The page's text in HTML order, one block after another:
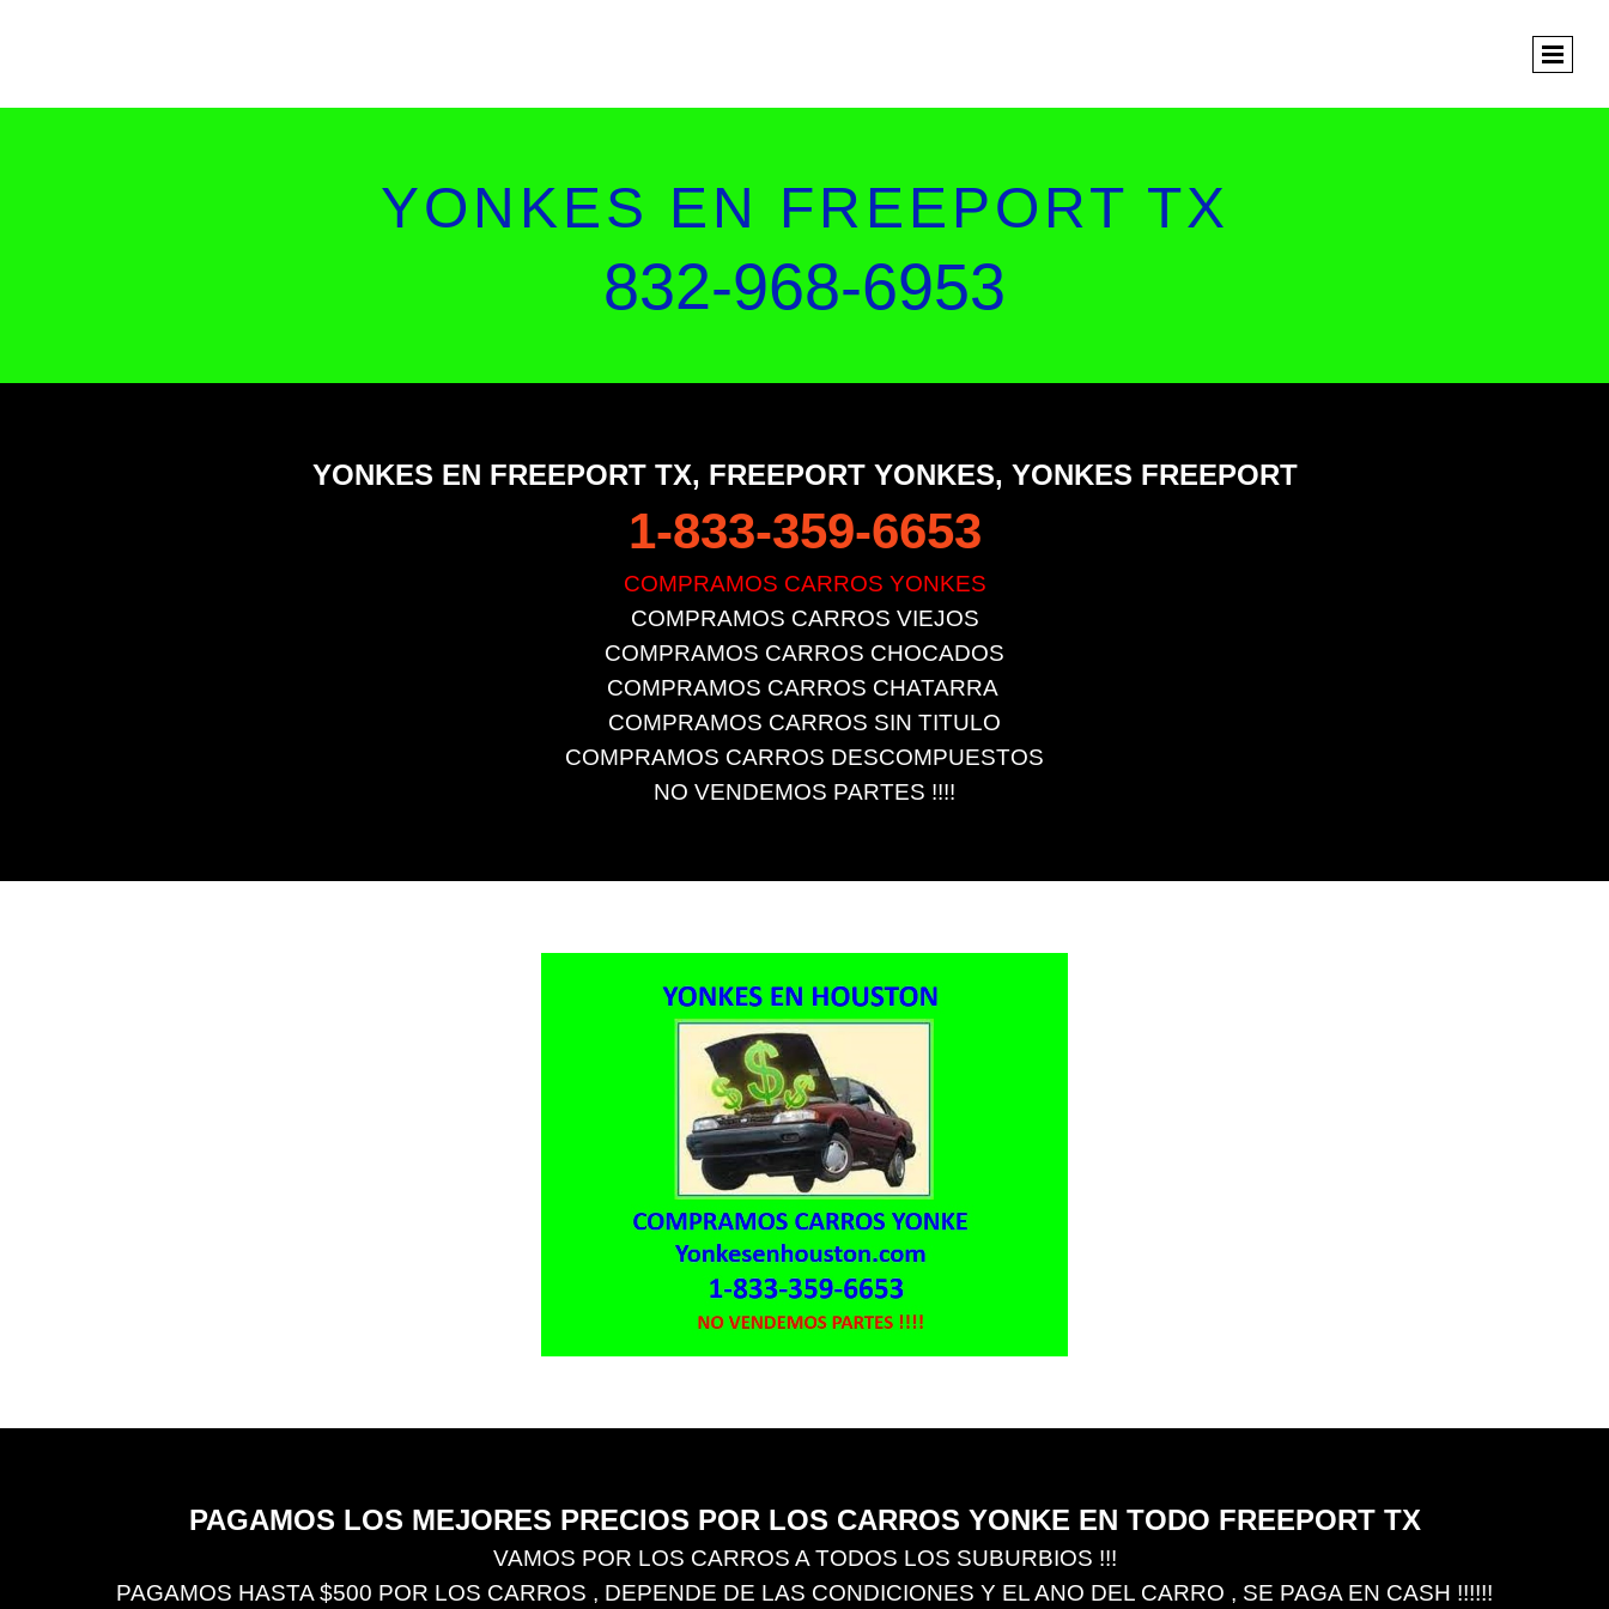
YONKES EN FREEPORT TX
832-968-6953
YONKES EN FREEPORT TX, FREEPORT YONKES, YONKES FREEPORT
1-833-359-6653
COMPRAMOS CARROS YONKES
COMPRAMOS CARROS VIEJOS
COMPRAMOS CARROS CHOCADOS
COMPRAMOS CARROS CHATARRA ​
COMPRAMOS CARROS SIN TITULO
COMPRAMOS CARROS DESCOMPUESTOS
NO VENDEMOS PARTES !!!!
PAGAMOS LOS MEJORES PRECIOS POR LOS CARROS YONKE EN TODO FREEPORT TX
VAMOS POR LOS CARROS A TODOS LOS SUBURBIOS !!!
PAGAMOS HASTA $500 POR LOS CARROS , DEPENDE DE LAS CONDICIONES Y EL ANO DEL CARRO , SE PAGA EN CASH !!!!!!